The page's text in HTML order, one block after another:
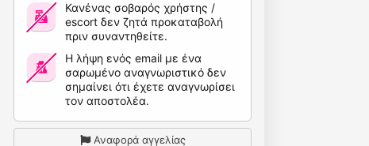
Κανένας σοβαρός χρήστης /
escort δεν ζητά προκαταβολή
πριν συναντηθείτε.
Η λήψη ενός email με ένα
σαρωμένο αναγνωριστικό δεν
σημαίνει ότι έχετε αναγνωρίσει
τον αποστολέα.
Αναφορά αγγελίας